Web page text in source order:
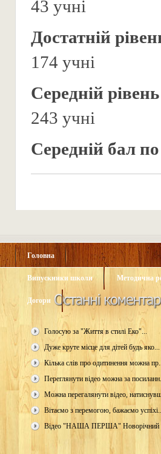
43 учні
Достатній
174 учні
Середній
243 учні
Середній бал
Головна
Випускники школи Методична
Догори
Голосую за "Життя в стилі Еко"...
Дуже круте місце для дітей будь яко...
Кілька слів про одитинення можна
Переглянути відео можна за
Можна перегалянути відео,
Вітаємо з перемогою, бажаємо
Відео "НАША ПЕРША" Новорічний